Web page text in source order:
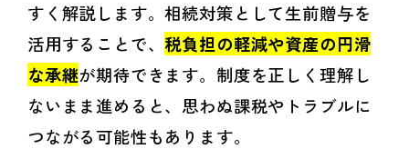
すく解説します。相続対策として生前贈与を
活用することで、税負担の軽減や資産の円滑
な承継が期待できます。制度を正しく理解し
ないまま進めると、思わぬ課税やトラブルに
つながる可能性もあります。